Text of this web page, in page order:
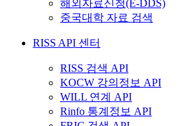
해외자료신청(E-DDS)
중국대학 자료 검색
RISS API 센터
RISS 검색 API
KOCW 강의정보 API
WILL 연계 API
Rinfo 통계정보 API